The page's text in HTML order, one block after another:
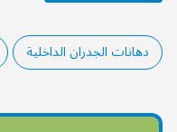
دهانات الجدران الداخلية